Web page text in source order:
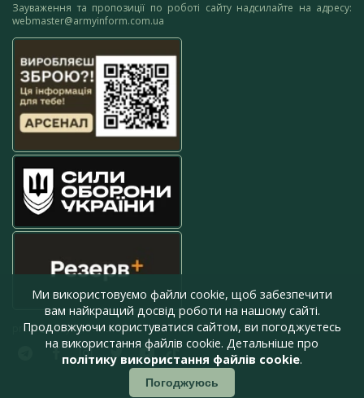
Зауваження та пропозиції по роботі сайту надсилайте на адресу:
webmaster@armyinform.com.ua
press@armyinform.com.ua
Ми використовуємо файли cookie, щоб забезпечити
вам найкращий досвід роботи на нашому сайті.
Продовжуючи користуватися сайтом, ви погоджуєтесь
на використання файлів cookie. Детальніше про
політику використання файлів cookie.
Погоджуюсь